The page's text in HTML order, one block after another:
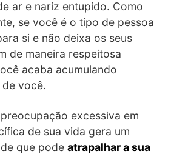
ar e nariz entupido. Como
se você é o tipo de pessoa
si e não deixa os seus
de maneira respeitosa
acaba acumulando
você.
excessiva em
de sua vida gera um
que pode atrapalhar a sua